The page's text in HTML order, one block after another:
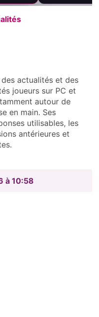
actualités et des
joueurs sur PC et
autour de
en main. Ses
utilisables, les
antérieures et
à 10:58